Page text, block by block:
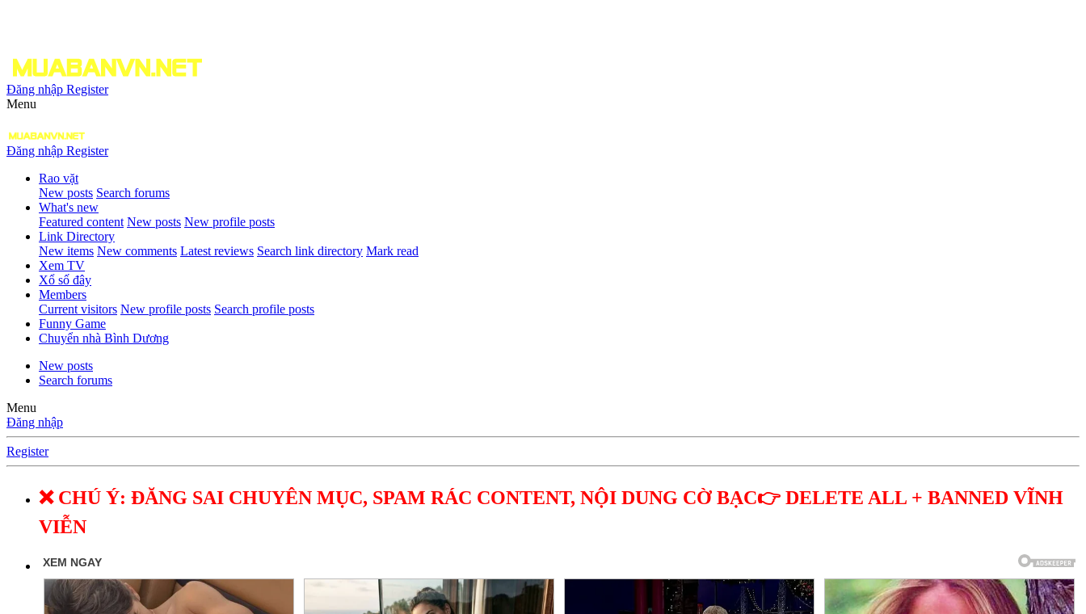
Đăng nhập Register
Menu
Đăng nhập Register
Rao vặt
New posts Search forums
What's new
Featured content New posts New profile posts
Link Directory
New items New comments Latest reviews Search link directory Mark read
Xem TV
Xổ số đây
Members
Current visitors New profile posts Search profile posts
Funny Game
Chuyển nhà Bình Dương
New posts
Search forums
Menu
Đăng nhập
Register
❌ CHÚ Ý: ĐĂNG SAI CHUYÊN MỤC, SPAM RÁC CONTENT, NỘI DUNG CỜ BẠC👉 DELETE ALL + BANNED VĨNH
VIỄN